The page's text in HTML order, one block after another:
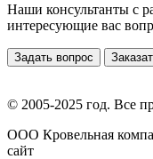
Наши консультанты с
интересующие вас
Задать вопрос
© 2005-2025 год. Все
ООО Кровельная
сайт